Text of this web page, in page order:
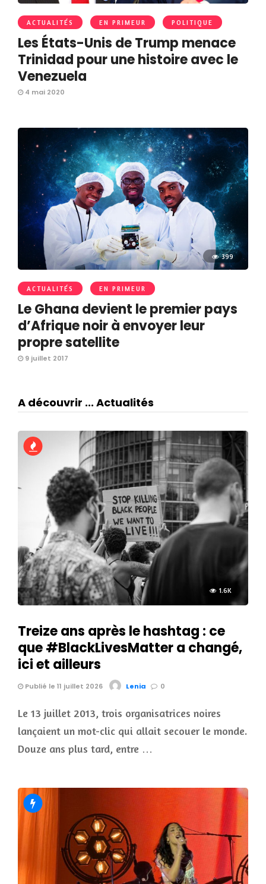
ACTUALITÉS EN PRIMEUR POLITIQUE
Les États-Unis de Trump menace
Trinidad pour une histoire avec le
Venezuela
4 mai 2020
399
ACTUALITÉS EN PRIMEUR
Le Ghana devient le premier pays
d’Afrique noir à envoyer leur
propre satellite
9 juillet 2017
A découvrir ... Actualités
1.6K
Treize ans après le hashtag : ce
que #BlackLivesMatter a changé,
ici et ailleurs
Publié le 11 juillet 2026 Lenia 0
Le 13 juillet 2013, trois organisatrices noires
lançaient un mot-clic qui allait secouer le monde.
Douze ans plus tard, entre …